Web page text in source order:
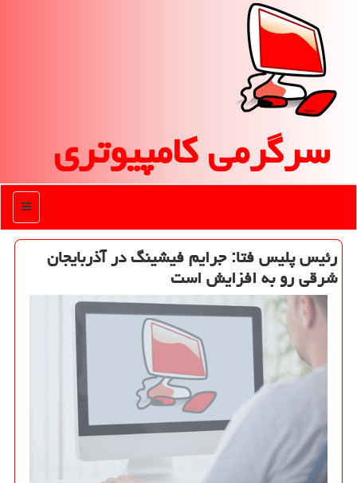
سرگرمی كامپیوتری
منو
رئیس پلیس فتا: جرایم فیشینگ در آذربایجان
شرقی رو به افزایش است